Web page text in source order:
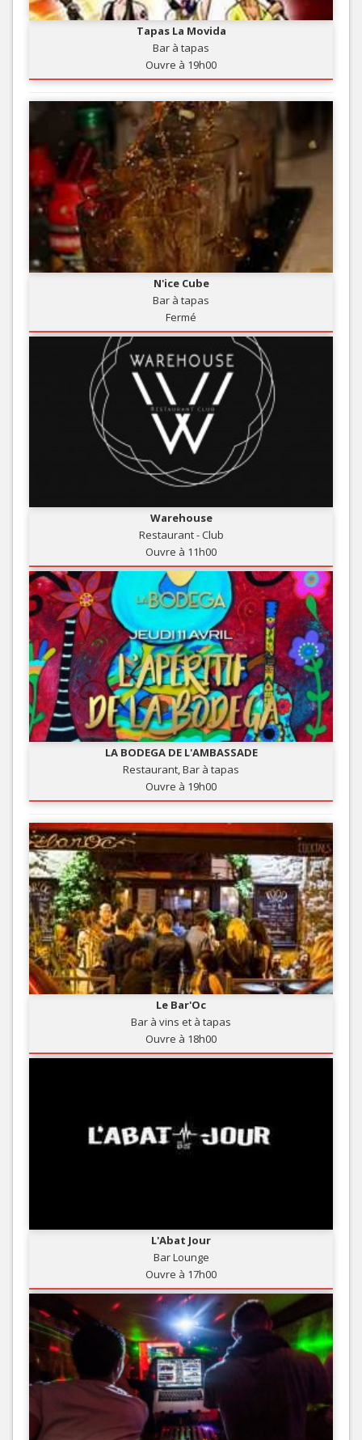
Tapas La Movida
Bar à tapas
Ouvre à 19h00
N'ice Cube
Bar à tapas
Fermé
Warehouse
Restaurant - Club
Ouvre à 11h00
LA BODEGA DE L'AMBASSADE
Restaurant, Bar à tapas
Ouvre à 19h00
Le Bar'Oc
Bar à vins et à tapas
Ouvre à 18h00
L'Abat Jour
Bar Lounge
Ouvre à 17h00